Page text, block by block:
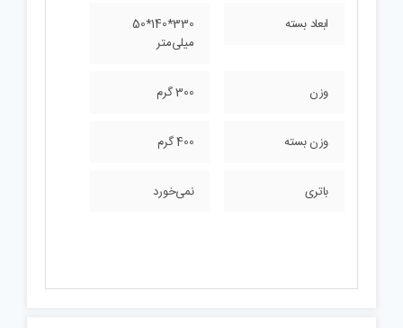
ابعاد بسته
330*140*50
میلی‌متر
وزن 300 گرم
وزن بسته 400 گرم
باتری نمی‌خورد